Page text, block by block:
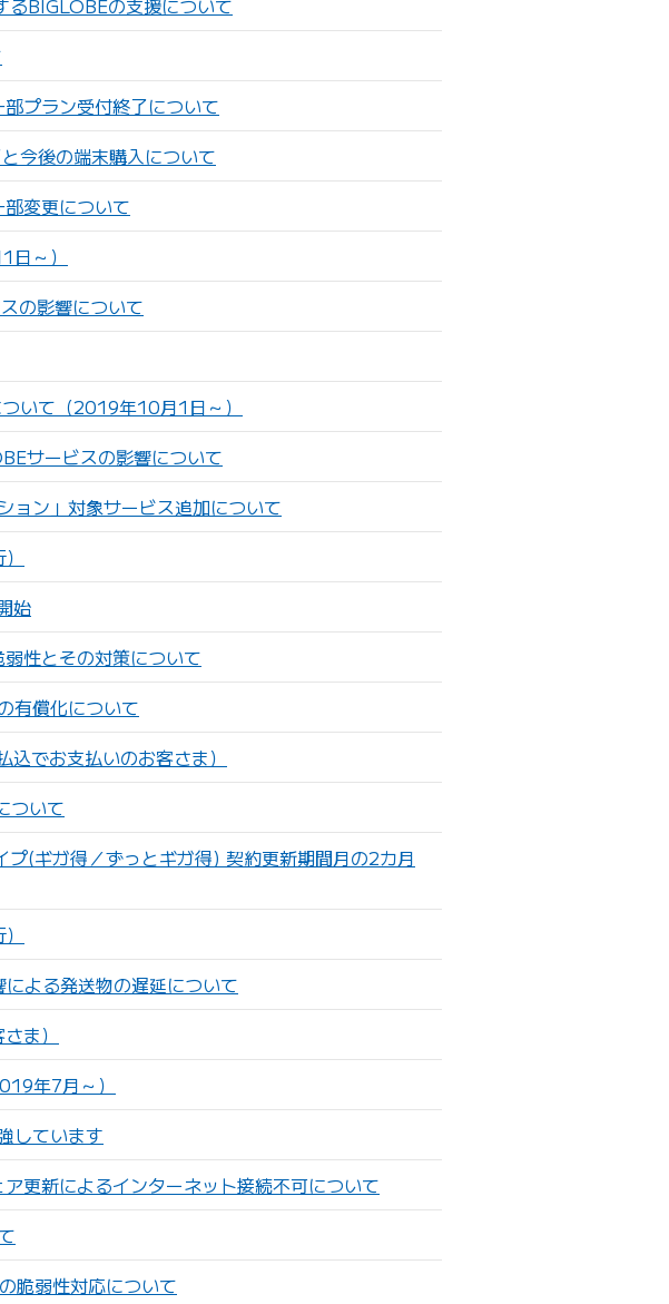
るBIGLOBEの支援について
プラン受付終了について
今後の端末購入について
変更について
～）
の影響について
いて（2019年10月1日～）
サービスの影響について
ョン」対象サービス追加について
始
性とその対策について
有償化について
でお支払いのお客さま）
ついて
プ(ギガ得／ずっとギガ得) 契約更新期間月の2カ月
よる発送物の遅延について
ま）
年7月～）
しています
更新によるインターネット接続不可について
脆弱性対応について